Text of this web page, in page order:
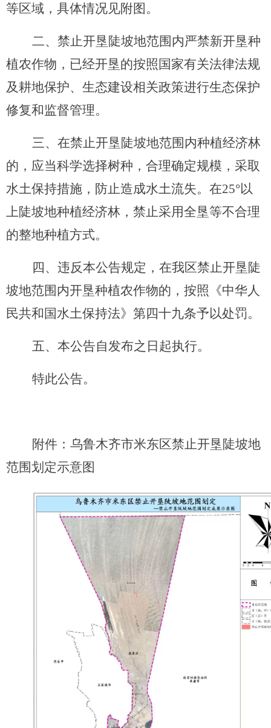
等区域 ，具体情况见附图。
二、 禁止开垦陡坡地范围内严禁新开垦种
植农作物，已经开垦的按照国家有关法律法规
及耕地保护、生态建设相关政策进行生态保护
修复和监督管理。
三、 在禁止开垦陡坡地范围内种植经济林
的，应当科学选择树种，合理确定规模，采取
水土保持措施，防止造成水土流失。在25°以
上陡坡地种植经济林，禁止采用全垦等不合理
的整地种植方式。
四、 违反本公告规定，在我区禁止开垦陡
坡地范围内开垦种植农作物的，按照《中华人
民共和国水土保持法》第四十九条予以处罚。
五、 本公告自发布之日起执行。
特此公告。
附件：乌鲁木齐市米东区禁止开垦陡坡地
范围划定示意图